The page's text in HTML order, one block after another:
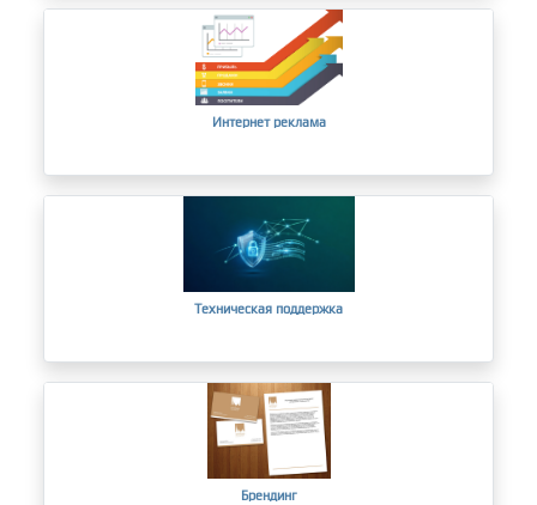
Интернет реклама
Техническая поддержка
Брендинг